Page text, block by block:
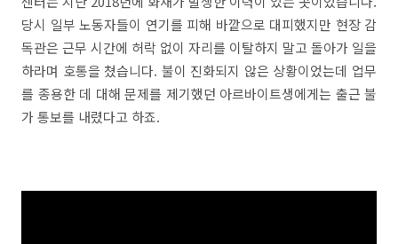
당시 일부 노동자들이 연기를 피해 바깥으로 대피했지만 현장 감
독관은 근무 시간에 허락 없이 자리를 이탈하지 말고 돌아가 일을
하라며 호통을 쳤습니다. 불이 진화되지 않은 상황이었는데 업무
를 종용한 데 대해 문제를 제기했던 아르바이트생에게는 출근 불
가 통보를 내렸다고 하죠.